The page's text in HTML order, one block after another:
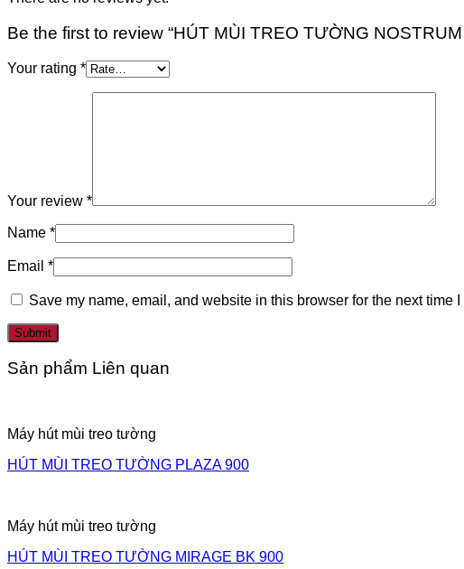
Be the first to review “HÚT MÙI TREO TƯỜNG
Your rating *
Your review *
Name *
Email *
Save my name, email, and website in this browser for the next time I
Sản phẩm Liên quan
Máy hút mùi treo tường
HÚT MÙI TREO TƯỜNG PLAZA 900
Máy hút mùi treo tường
HÚT MÙI TREO TƯỜNG MIRAGE BK 900